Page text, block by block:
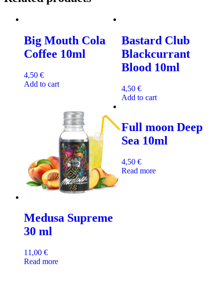
Big Mouth Cola
Coffee 10ml
4,50 €
Add to cart
Bastard Club
Blackcurrant
Blood 10ml
4,50 €
Add to cart
Medusa Supreme
30 ml
11,00 €
Read more
Full moon Deep
Sea 10ml
4,50 €
Read more